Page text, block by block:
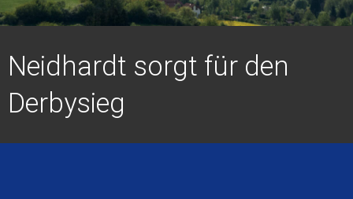
Neidhardt sorgt für den
Derbysieg